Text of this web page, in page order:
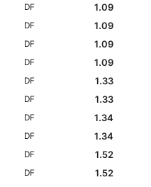
DF
1.09
DF
1.09
DF
1.09
DF
1.09
DF
1.33
DF
1.33
DF
1.34
DF
1.34
DF
1.52
DF
1.52